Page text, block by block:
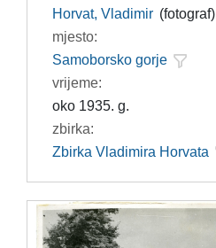
Horvat, Vladimir (fotograf)
mjesto:
Samoborsko gorje
vrijeme:
oko 1935. g.
zbirka:
Zbirka Vladimira Horvata